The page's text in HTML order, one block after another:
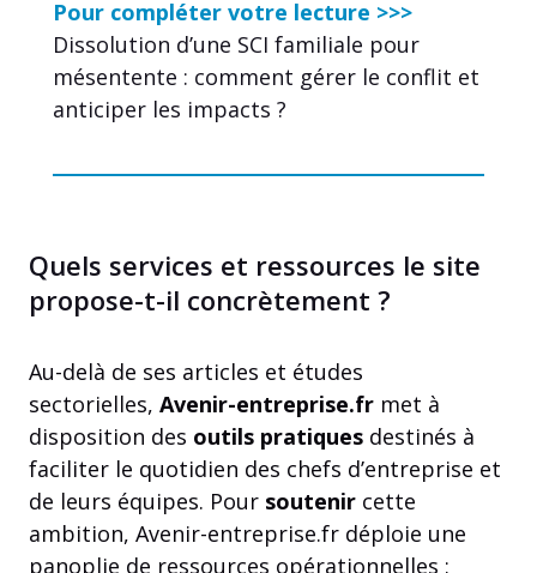
Pour compléter votre lecture >>>
Dissolution d’une SCI familiale pour
mésentente : comment gérer le conflit et
anticiper les impacts ?
Quels services et ressources le site
propose-t-il concrètement ?
Au-delà de ses articles et études
sectorielles, Avenir-entreprise.fr met à
disposition des outils pratiques destinés à
faciliter le quotidien des chefs d’entreprise et
de leurs équipes. Pour soutenir cette
ambition, Avenir-entreprise.fr déploie une
panoplie de ressources opérationnelles :